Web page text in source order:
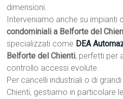
dimensioni.
Interveniamo anche su impianti
condominiali a Belforte del
specializzati come DEA
Belforte del Chienti, perfetti per
controllo accessi evolute.
Per cancelli industriali o di
Chienti, gestiamo in particolare